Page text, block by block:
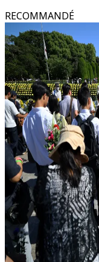
RECOMMANDÉ